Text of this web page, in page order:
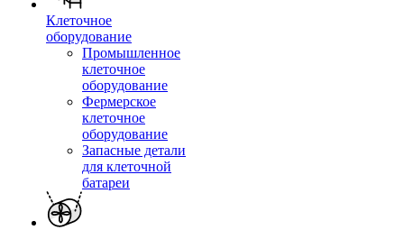
Клеточное
оборудование
Промышленное
клеточное
оборудование
Фермерское
клеточное
оборудование
Запасные детали
для клеточной
батареи